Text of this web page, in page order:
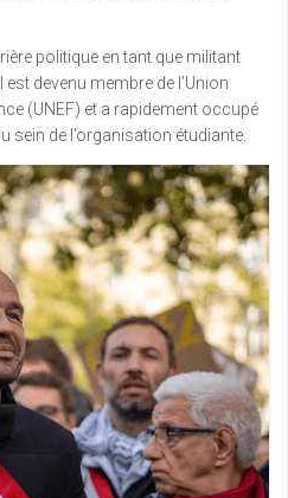
politique en tant que militant
devenu membre de l’Union
(UNEF) et a rapidement occupé
sein de l’organisation étudiante.